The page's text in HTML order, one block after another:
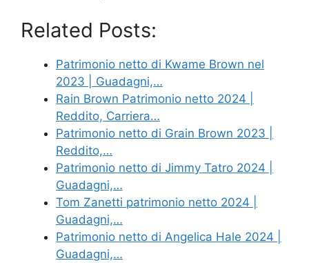
Related Posts:
Patrimonio netto di Kwame Brown nel
2023 | Guadagni,…
Rain Brown Patrimonio netto 2024 |
Reddito, Carriera…
Patrimonio netto di Grain Brown 2023 |
Reddito,…
Patrimonio netto di Jimmy Tatro 2024 |
Guadagni,…
Tom Zanetti patrimonio netto 2024 |
Guadagni,…
Patrimonio netto di Angelica Hale 2024 |
Guadagni,…